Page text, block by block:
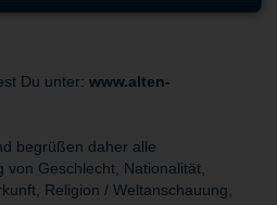
Du unter: www.alten-
begrüßen daher alle
Geschlecht, Nationalität,
Religion / Weltanschauung,